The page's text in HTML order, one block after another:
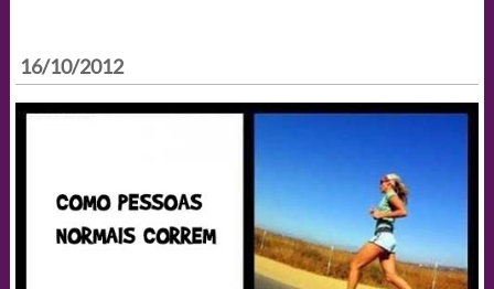
16/10/2012